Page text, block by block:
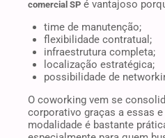
O coworking vem se
corporativo graças a essas
modalidade é bastante
especialmente para quem
mas está com o orçamento
Não importa se o espaço
pessoa que trabalha por
de uma empresa. O espaço
é uma alternativa viável para
negócio, basta encontrar um